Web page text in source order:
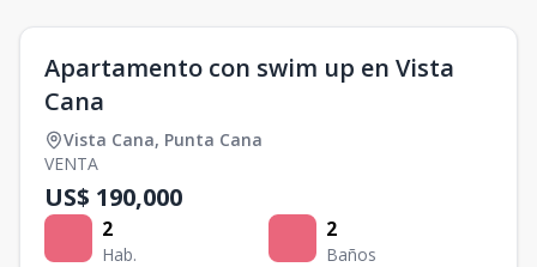
Apartamento con swim up en Vista
Cana
Vista Cana, Punta Cana
VENTA
US$ 190,000
2
Hab.
2
Baños